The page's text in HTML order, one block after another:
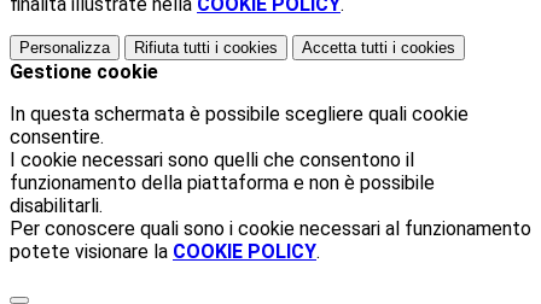
Personalizza Rifiuta tutti i cookies Accetta tutti i cookies
Gestione cookie
In questa schermata è possibile scegliere quali cookie
consentire.
I cookie necessari sono quelli che consentono il
funzionamento della piattaforma e non è possibile
disabilitarli.
Per conoscere quali sono i cookie necessari al funzionamento
potete visionare la COOKIE POLICY.